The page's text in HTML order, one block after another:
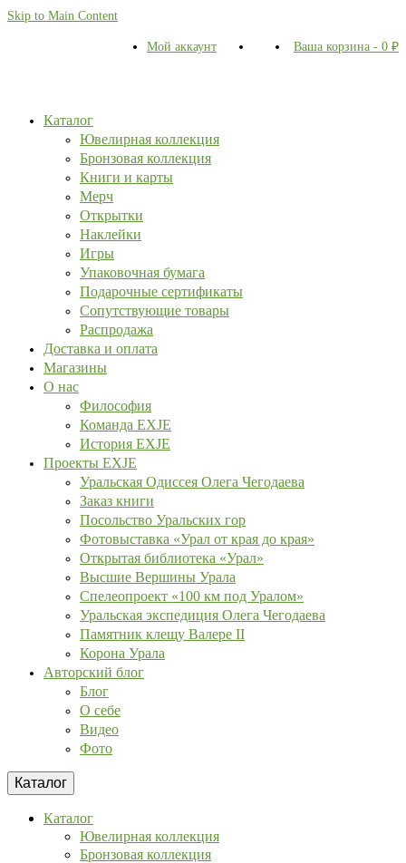
Skip to Main Content
Мой аккаунт Ваша корзина - 0 ₽
Каталог
Ювелирная коллекция
Бронзовая коллекция
Книги и карты
Мерч
Открытки
Наклейки
Игры
Упаковочная бумага
Подарочные сертификаты
Сопутствующие товары
Распродажа
Доставка и оплата
Магазины
О нас
Философия
Команда EXJE
История EXJE
Проекты EXJE
Уральская Одиссея Олега Чегодаева
Заказ книги
Посольство Уральских гор
Фотовыставка «Урал от края до края»
Открытая библиотека «Урал»
Высшие Вершины Урала
Спелеопроект «100 км под Уралом»
Уральская экспедиция Олега Чегодаева
Памятник клещу Валере II
Корона Урала
Авторский блог
Блог
О себе
Видео
Фото
Каталог
Каталог
Ювелирная коллекция
Бронзовая коллекция